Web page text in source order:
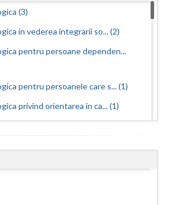
(3)
in vederea integrarii so... (2)
pentru persoane dependen...
pentru persoanele care s... (1)
privind orientarea in ca... (1)
pentru adulti (1)
pentru parinti sau alte pers... (2)